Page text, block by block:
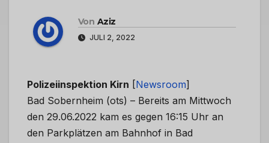
Von Aziz
JULI 2, 2022
Polizeiinspektion Kirn [Newsroom]
Bad Sobernheim (ots) – Bereits am Mittwoch
den 29.06.2022 kam es gegen 16:15 Uhr an
den Parkplätzen am Bahnhof in Bad